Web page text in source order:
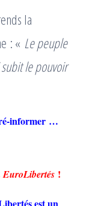
la
: « Le peuple
subit le pouvoir
informer …
EuroLibertés !